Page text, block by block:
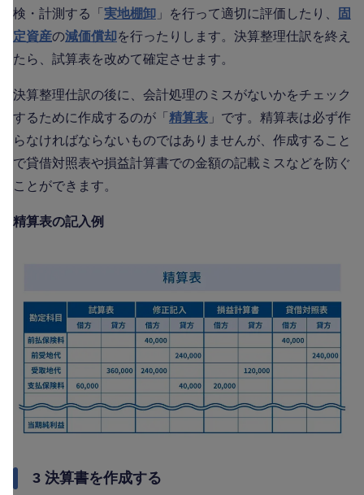
検・計測する「 実地棚卸 」を行って適切に評価したり、
固
定資産の減価償却 を行ったりします。決算整理仕訳を終え
たら、試算表を改めて確定させます。
決算整理仕訳の後に、会計処理のミスがないかをチェック
するために作成するのが「 精算表 」です。精算表は必ず作
らなければならないものではありませんが、作成すること
で貸借対照表や損益計算書での金額の記載ミスなどを防ぐ
ことができます。
精算表の記入例
3 決算書を作成する